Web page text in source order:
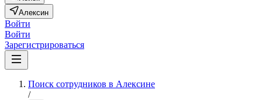
Алексин
Войти
Войти
Зарегистрироваться
Поиск сотрудников в Алексине
/